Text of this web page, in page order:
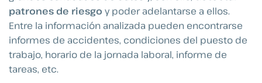
patrones de riesgo y poder adelantarse a ellos.
Entre la información analizada pueden encontrarse
informes de accidentes, condiciones del puesto de
trabajo, horario de la jornada laboral, informe de
tareas, etc.